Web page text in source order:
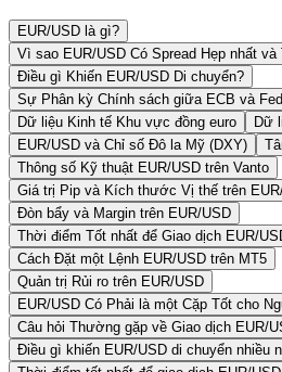
EUR/USD là gì?
Vì sao EUR/USD Có Spread Hẹp nhất và
Điều gì Khiến EUR/USD Di chuyển?
Sự Phân kỳ Chính sách giữa ECB và Fed
Dữ liệu Kinh tế Khu vực đồng euro
Dữ
EUR/USD và Chỉ số Đô la Mỹ (DXY)
Thông số Kỹ thuật EUR/USD trên Vanto
Giá trị Pip và Kích thước Vị thế trên
Đòn bẩy và Margin trên EUR/USD
Thời điểm Tốt nhất để Giao dịch EUR/
Cách Đặt một Lệnh EUR/USD trên MT5
Quản trị Rủi ro trên EUR/USD
EUR/USD Có Phải là một Cặp Tốt cho
Câu hỏi Thường gặp về Giao dịch EUR/
Điều gì khiến EUR/USD di chuyển nhiều